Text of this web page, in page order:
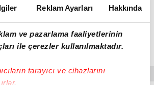
Reklam Ayarları Hakkında
ve pazarlama faaliyetlerinin
ile çerezler kullanılmaktadır.
tarayıcı ve cihazlarını
program; makine ekipman
dijital tarım
işleme tesislerine kadar birçok